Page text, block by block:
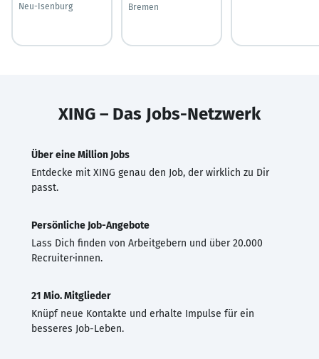
Neu-Isenburg
Bremen
XING – Das Jobs-Netzwerk
Über eine Million Jobs
Entdecke mit XING genau den Job, der wirklich zu Dir
passt.
Persönliche Job-Angebote
Lass Dich finden von Arbeitgebern und über 20.000
Recruiter·innen.
21 Mio. Mitglieder
Knüpf neue Kontakte und erhalte Impulse für ein
besseres Job-Leben.